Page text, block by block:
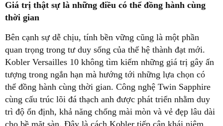
Giá trị thật sự là những điều có thể đồng hành cùng
thời gian
Bên cạnh sự dễ chịu, tính bền vững cũng là một phần
quan trọng trong tư duy sống của thế hệ thành đạt mới.
Kobler Versailles 10 không tìm kiếm những giá trị gây ấn
tượng trong ngắn hạn mà hướng tới những lựa chọn có
thể đồng hành cùng thời gian. Công nghệ Twin Sapphire
cùng cấu trúc lõi đá thạch anh được phát triển nhằm duy
trì độ ổn định, khả năng chống mài mòn và vẻ đẹp lâu dài